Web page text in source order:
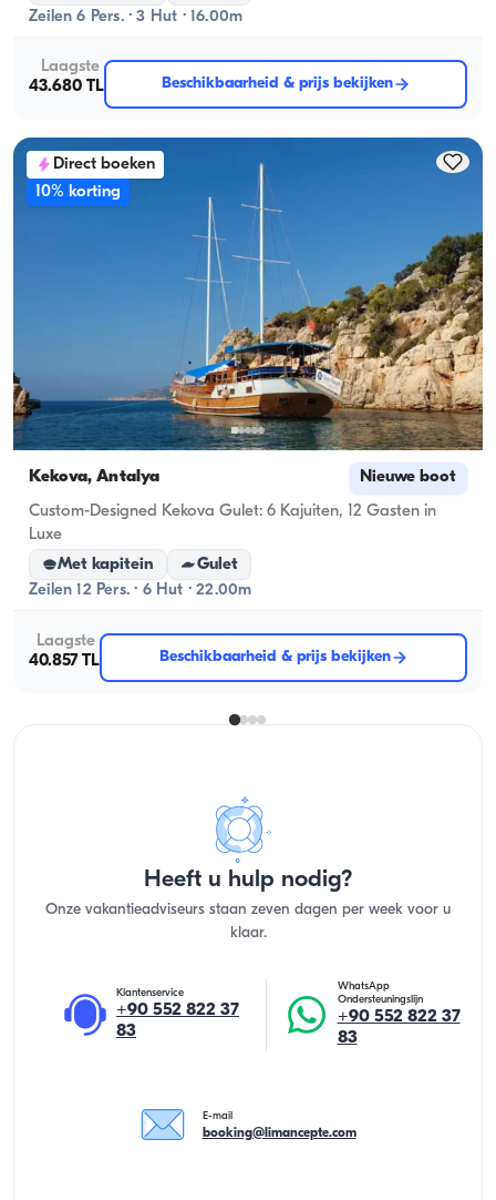
Zeilen 6 Pers. · 3 Hut · 16.00m
Laagste
43.680 TL
Beschikbaarheid & prijs bekijken
Direct boeken
10% korting
Kekova, Antalya Nieuwe boot
Custom-Designed Kekova Gulet: 6 Kajuiten, 12 Gasten in
Luxe
Met kapitein
Gulet
Zeilen 12 Pers. · 6 Hut · 22.00m
Laagste
40.857 TL
Beschikbaarheid & prijs bekijken
Heeft u hulp nodig?
Onze vakantieadviseurs staan zeven dagen per week voor u
klaar.
Klantenservice
+90 552 822 37
83
WhatsApp
Ondersteuningslijn
+90 552 822 37
83
E-mail
booking@limancepte.com